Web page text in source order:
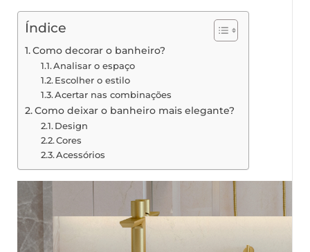
Índice
Como decorar o banheiro?
Analisar o espaço
Escolher o estilo
Acertar nas combinações
Como deixar o banheiro mais elegante?
Design
Cores
Acessórios